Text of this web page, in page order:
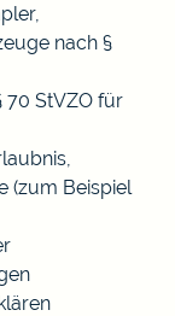
nach §
70 StVZO für
(zum Beispiel